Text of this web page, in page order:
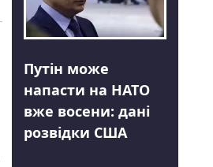
Путін може
напасти на НАТО
вже восени: дані
розвідки США